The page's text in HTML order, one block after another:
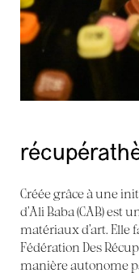
Créée grâce à une
d’Ali Baba (CAB) est
matériaux d’art. Elle
Fédération Des
manière autonome